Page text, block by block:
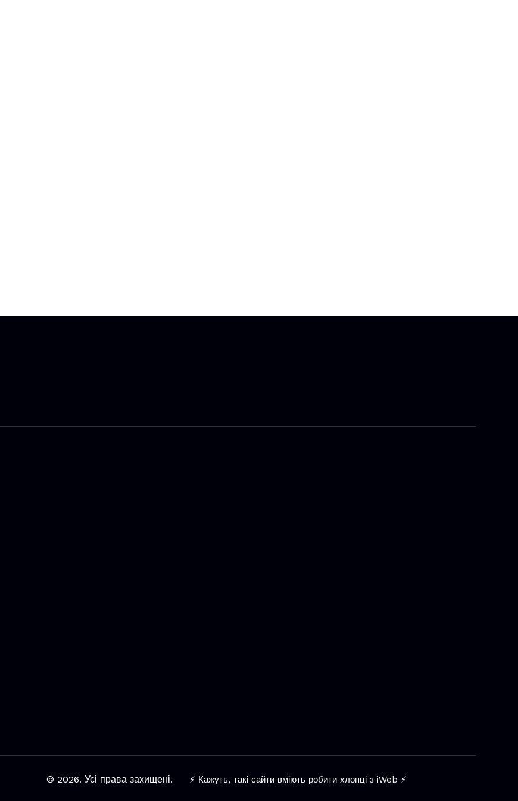
© 2026. Усі права захищені. ⚡ Кажуть, такі сайти вміють робити хлопці з iWeb ⚡